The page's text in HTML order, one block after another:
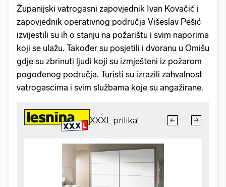
Županijski vatrogasni zapovjednik Ivan Kovačić i
zapovjednik operativnog područja Višeslav Pešić
izvijestili su ih o stanju na požarištu i svim naporima
koji se ulažu. Također su posjetili i dvoranu u Omišu
gdje su zbrinuti ljudi koji su izmješteni iz požarom
pogođenog područja. Turisti su izrazili zahvalnost
vatrogascima i svim službama koje su angažirane.